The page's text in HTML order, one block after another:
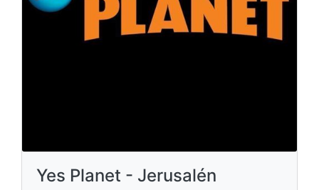
Yes Planet - Jerusalén